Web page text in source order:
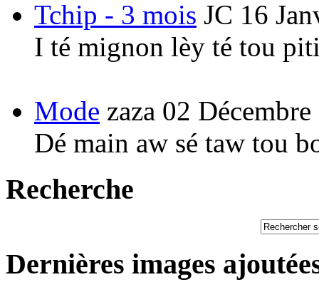
Tchip - 3 mois JC 16
I té mignon lèy té tou
Mode zaza 02
Dé main aw sé taw tou
Recherche
Dernières images